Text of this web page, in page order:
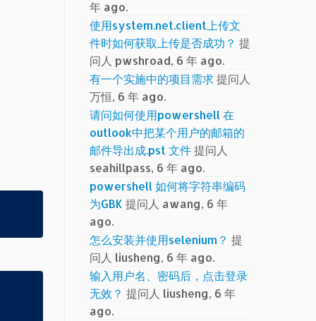
年 ago.
使用system.net.client上传文
件时如何获取上传是否成功？ 提
问人 pwshroad, 6 年 ago.
有一个实施中的项目需求提问人
万恒, 6 年 ago.
请问如何使用powershell 在
outlook中把某个用户的邮箱的
邮件导出成.pst 文件提问人
seahillpass, 6 年 ago.
powershell 如何将字符串编码
为GBK 提问人 awang, 6 年
ago.
怎么安装并使用selenium？ 提
问人 liusheng, 6 年 ago.
输入用户名、密码后，点击登录
无效？ 提问人 liusheng, 6 年
ago.